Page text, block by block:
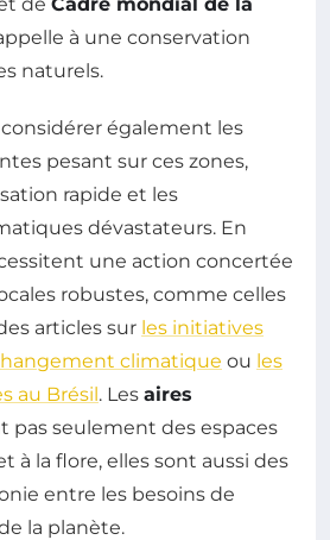
à une conservation
naturels.
également les
pesant sur ces zones,
rapide et les
dévastateurs. En
une action concertée
robustes, comme celles
articles sur les initiatives
climatique ou les
au Brésil. Les aires
pas seulement des espaces
à la flore, elles sont aussi des
entre les besoins de
la planète.